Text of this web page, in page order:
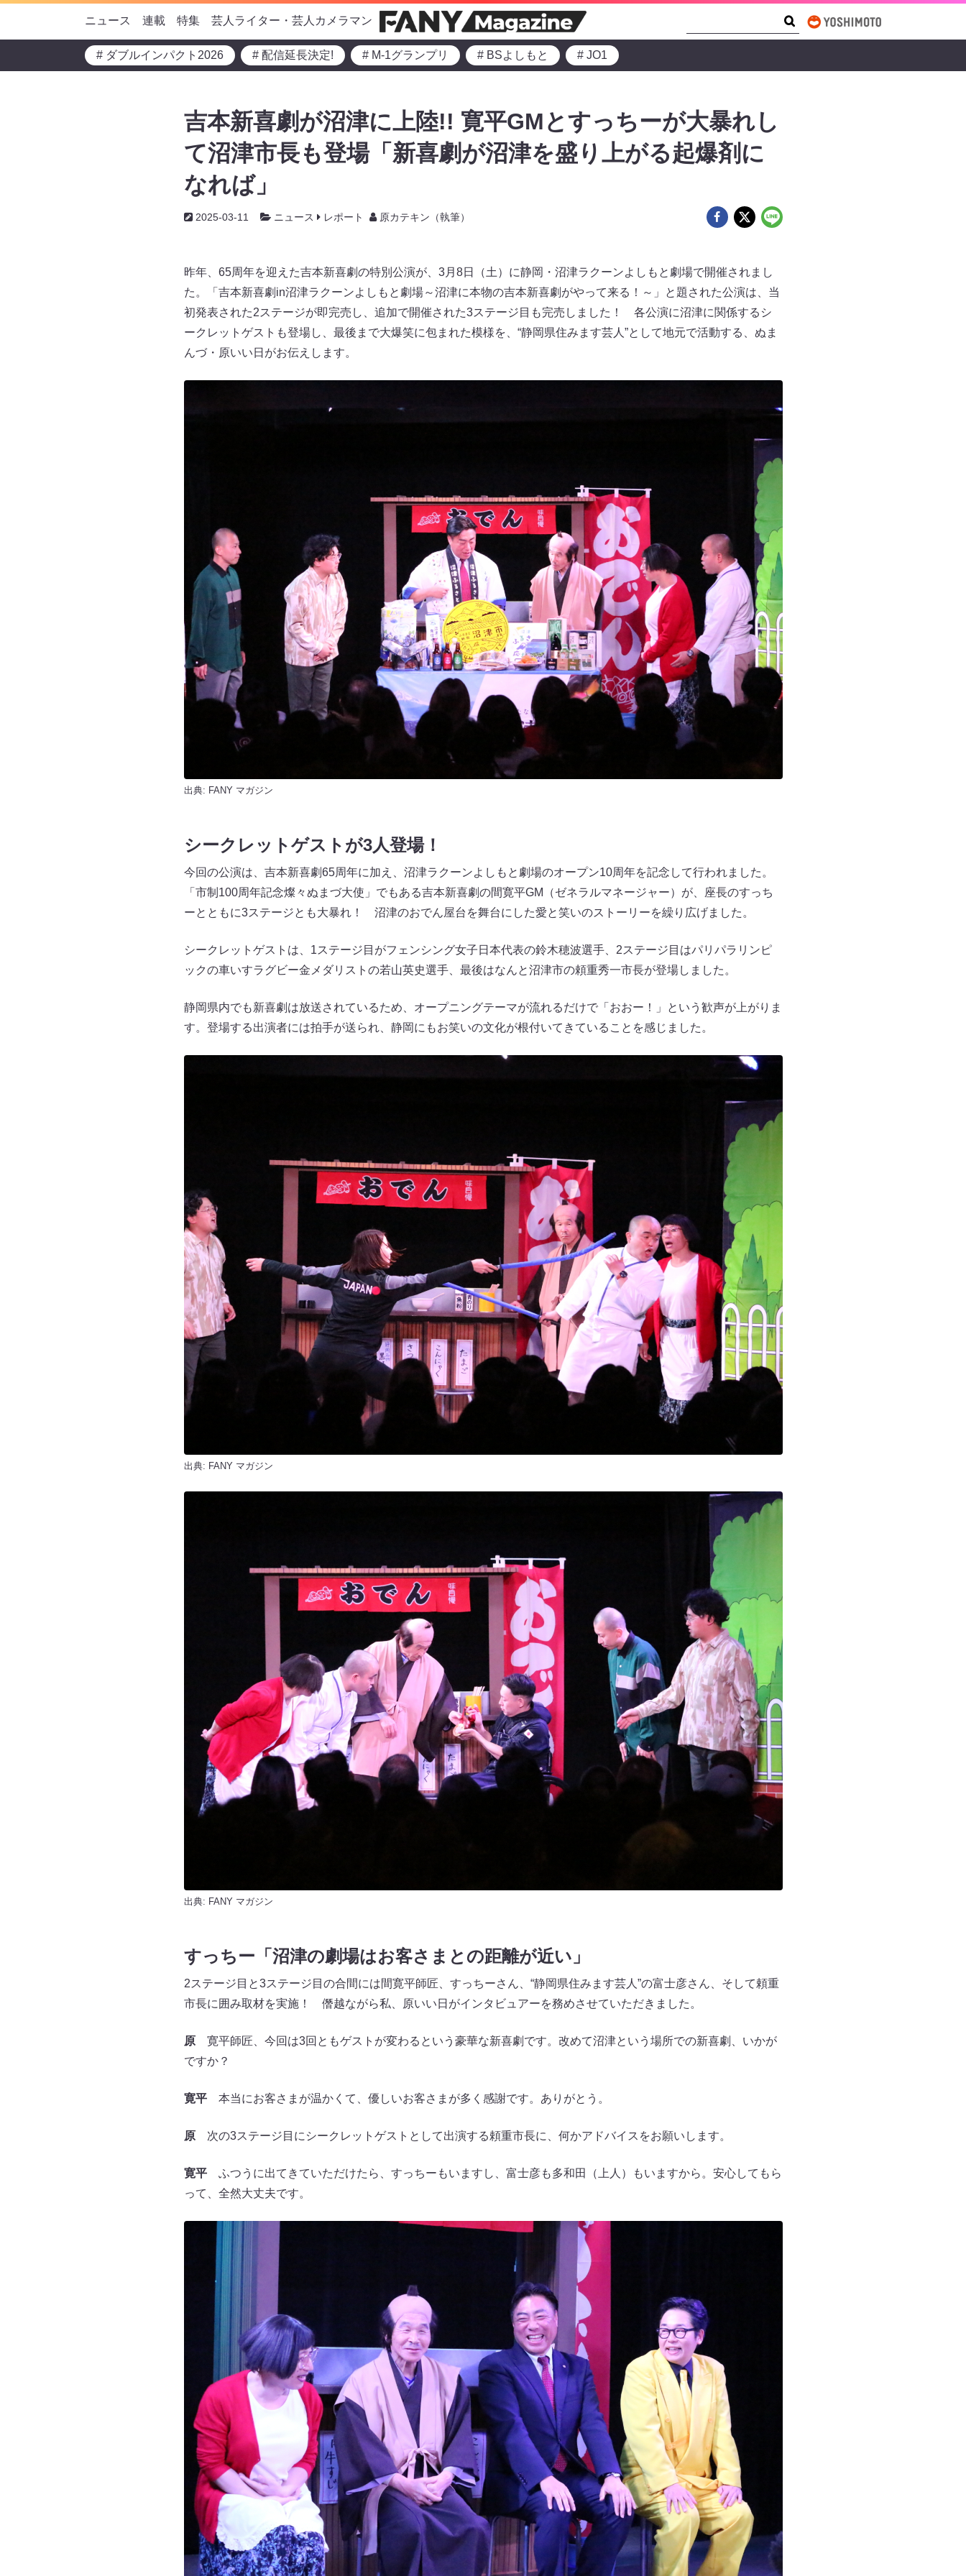
ニュース 連載 特集 芸人ライター・芸人カメラマン
# ダブルインパクト2026 # 配信延長決定! # M-1グランプリ # BSよしもと # JO1
吉本新喜劇が沼津に上陸!! 寛平GMとすっちーが大暴れし
て沼津市長も登場「新喜劇が沼津を盛り上がる起爆剤に
なれば」
2025-03-11 ニュース レポート 原カテキン（執筆）
昨年、65周年を迎えた吉本新喜劇の特別公演が、3月8日（土）に静岡・沼津ラクーンよしもと劇場で開催されまし
た。「吉本新喜劇in沼津ラクーンよしもと劇場～沼津に本物の吉本新喜劇がやって来る！～」と題された公演は、当
初発表された2ステージが即完売し、追加で開催された3ステージ目も完売しました！ 各公演に沼津に関係するシ
ークレットゲストも登場し、最後まで大爆笑に包まれた模様を、“静岡県住みます芸人”として地元で活動する、ぬま
んづ・原いい日がお伝えします。
出典: FANY マガジン
シークレットゲストが3人登場！
今回の公演は、吉本新喜劇65周年に加え、沼津ラクーンよしもと劇場のオープン10周年を記念して行われました。
「市制100周年記念燦々ぬまづ大使」でもある吉本新喜劇の間寛平GM（ゼネラルマネージャー）が、座長のすっち
ーとともに3ステージとも大暴れ！ 沼津のおでん屋台を舞台にした愛と笑いのストーリーを繰り広げました。
シークレットゲストは、1ステージ目がフェンシング女子日本代表の鈴木穂波選手、2ステージ目はパリパラリンピ
ックの車いすラグビー金メダリストの若山英史選手、最後はなんと沼津市の頼重秀一市長が登場しました。
静岡県内でも新喜劇は放送されているため、オープニングテーマが流れるだけで「おおー！」という歓声が上がりま
す。登場する出演者には拍手が送られ、静岡にもお笑いの文化が根付いてきていることを感じました。
出典: FANY マガジン
出典: FANY マガジン
すっちー「沼津の劇場はお客さまとの距離が近い」
2ステージ目と3ステージ目の合間には間寛平師匠、すっちーさん、“静岡県住みます芸人”の富士彦さん、そして頼重
市長に囲み取材を実施！ 僭越ながら私、原いい日がインタビュアーを務めさせていただきました。
原寛平師匠、今回は3回ともゲストが変わるという豪華な新喜劇です。改めて沼津という場所での新喜劇、いかが
ですか？
寛平本当にお客さまが温かくて、優しいお客さまが多く感謝です。ありがとう。
原次の3ステージ目にシークレットゲストとして出演する頼重市長に、何かアドバイスをお願いします。
寛平ふつうに出てきていただけたら、すっちーもいますし、富士彦も多和田（上人）もいますから。安心してもら
って、全然大丈夫です。